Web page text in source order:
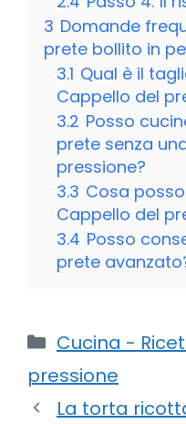
3 Domande
prete bollito in
3.1 Qual è il
Cappello del
3.2 Posso
prete senza
pressione?
3.3 Cosa
Cappello del
3.4 Posso
prete
Categorie
Cucina -
pressione
La torta